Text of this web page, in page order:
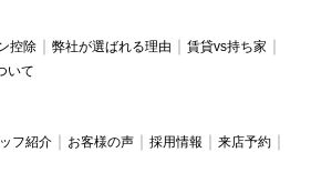
控除 弊社が選ばれる理由
賃貸vs持ち家
いて
フ紹介 お客様の声 採用情報
来店予約